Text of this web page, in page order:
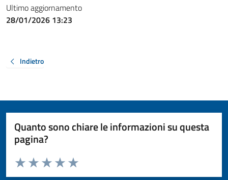
Ultimo aggiornamento
28/01/2026 13:23
Indietro
Quanto sono chiare le informazioni su questa
pagina?
Valuta da 1 a 5 stelle la pagina
Valuta 5 stelle su 5
Valuta 4 stelle su 5
Valuta 3 stelle su 5
Valuta 2 stelle su 5
Valuta 1 stelle su 5